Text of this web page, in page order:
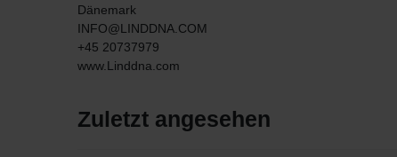
Dänemark
INFO@LINDDNA.COM
+45 20737979
www.Linddna.com
Zuletzt angesehen